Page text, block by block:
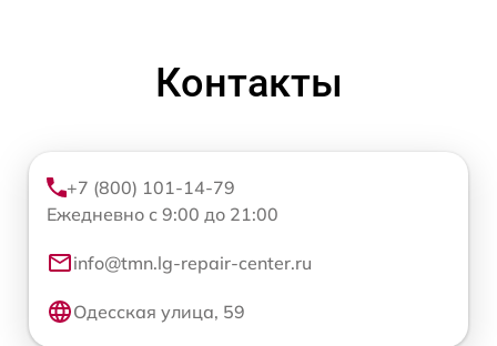
Контакты
+7 (800) 101-14-79
Ежедневно с 9:00 до 21:00
info@tmn.lg-repair-center.ru
Одесская улица, 59